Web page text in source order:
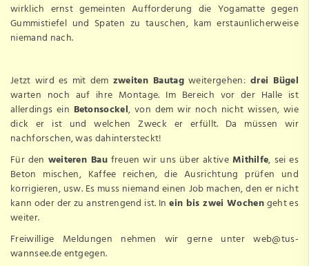
wirklich ernst gemeinten Aufforderung die Yogamatte gegen
Gummistiefel und Spaten zu tauschen, kam erstaunlicherweise
niemand nach.
Jetzt wird es mit dem zweiten Bautag weitergehen:drei Bügel
warten noch auf ihre Montage. Im Bereich vor der Halle ist
allerdings ein Betonsockel, von dem wir noch nicht wissen, wie
dick er ist und welchen Zweck er erfüllt. Da müssen wir
nachforschen, was dahintersteckt!
Für den weiteren Baufreuen wir uns über aktive Mithilfe, sei es
Beton mischen, Kaffee reichen, die Ausrichtung prüfen und
korrigieren, usw. Es muss niemand einen Job machen, den er nicht
kann oder der zu anstrengend ist. Inein bis zwei Wochengeht es
weiter.
Freiwillige Meldungen nehmen wir gerne unterweb@tus-
wannsee.deentgegen.